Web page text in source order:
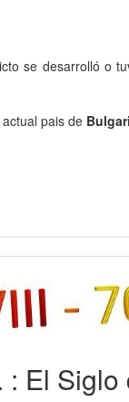
se desarrolló o
pais de
: El